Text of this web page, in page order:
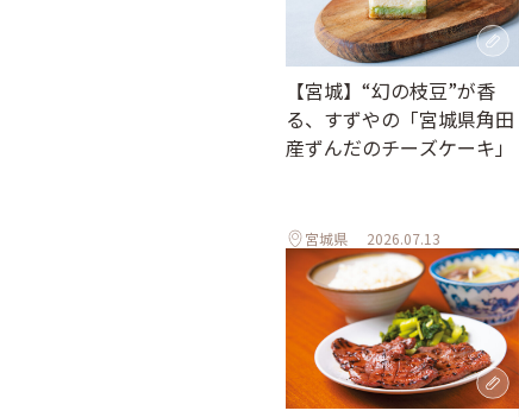
【宮城】“幻の枝豆”が香
る、すずやの「宮城県角田
産ずんだのチーズケーキ」
宮城県 2026.07.13